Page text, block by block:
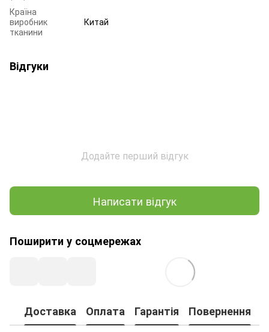
Країна
виробник
тканини
Китай
Відгуки
Додайте перший відгук
Написати відгук
Поширити у соцмережах
Доставка Оплата Гарантія Повернення